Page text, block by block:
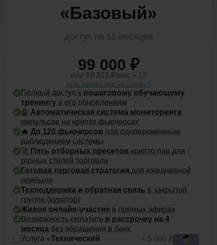
«Базовый»
доступ на 12 месяцев
99 000 ₽
или 10 313 ₽/мес × 12
есть промо-код на скидку?
Полный доступ к пошаговому обучающему
тренингу и его обновлениям
🤖 Автоматическая система мониторинга
импульсов на крипто фьючерсах
🔥 До 120 фьючерсов под одновременным
наблюдением системы
🚀 Пять отборных пресетов крипто пар для
разных стилей торговли
Готовая торговая стратегия для ежедневной
прибыли
Техподдержка и обратная связь в закрытой
группе (куратор)
Живое онлайн-участие в прямых эфирах
Возможность оплатить в рассрочку на 4
месяца без обращения в банк
Услуга «Технический
+ 5 000 ₽